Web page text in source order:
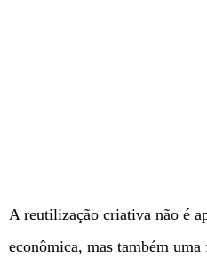
A reutilização criativa não é
econômica, mas também uma